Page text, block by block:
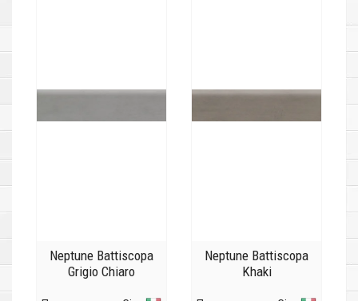
Neptune Battiscopa
Grigio Chiaro
Neptune Battiscopa
Khaki